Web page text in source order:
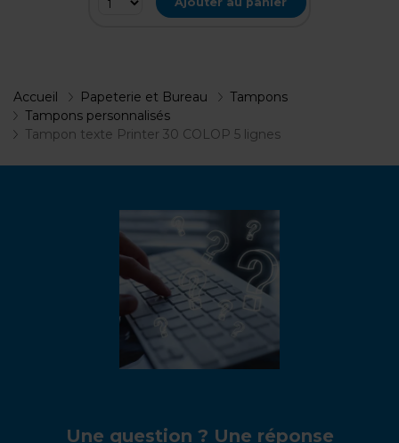
Accueil Papeterie et Bureau
Tampons
Tampons personnalisés
Tampon texte Printer 30 COLOP 5 lignes
Une question ? Une réponse